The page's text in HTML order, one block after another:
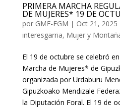
PRIMERA MARCHA
DE MUJERES* 19 DE
por GMF-FGM | Oct 21, 2025
interesgarria, Mujer y
El 19 de octubre se celebró
Marcha de Mujeres* de
organizada por Urdaburu
Gipuzkoako Mendizale
la Diputación Foral. El 19 de